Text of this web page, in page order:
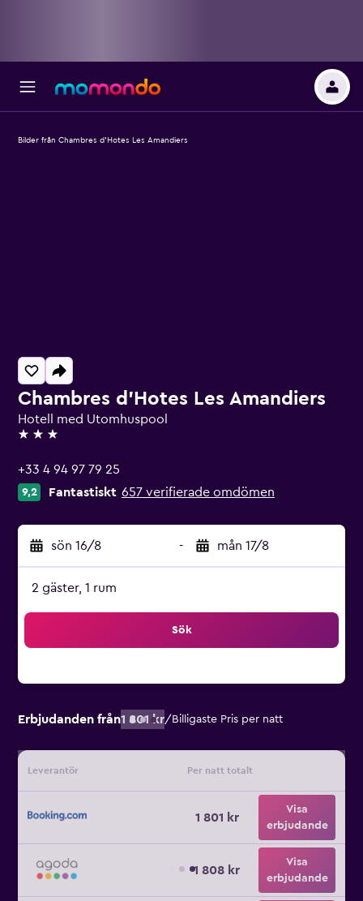
Chambres d'Hotes Les Amandiers
Hotell med Utomhuspool
3 stjärnor
+33 4 94 97 79 25
9,2 Fantastiskt 657 verifierade omdömen
sön 16/8 - mån 17/8
2 gäster, 1 rum
Sök
Erbjudanden från1 801 kr/ Billigaste Pris per natt
Leverantör Per natt totalt
1 801 kr
Visa
erbjudande
1 808 kr
Visa
erbjudande
Bilder från Chambres d'Hotes Les Amandiers